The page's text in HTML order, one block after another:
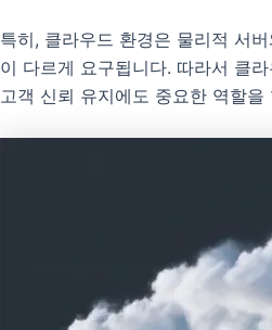
특히, 클라우드 환경은 물리적 서
이 다르게 요구됩니다. 따라서 클
고객 신뢰 유지에도 중요한 역할을